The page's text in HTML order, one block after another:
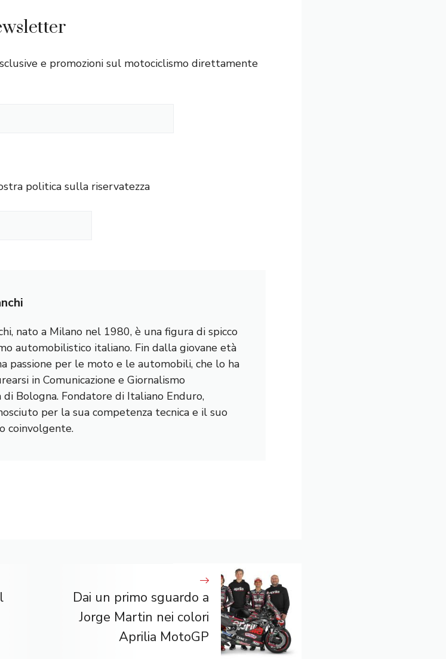
e promozioni sul motociclismo direttamente
politica sulla riservatezza
nato a Milano nel 1980, è una figura di spicco
automobilistico italiano. Fin dalla giovane età
passione per le moto e le automobili, che lo ha
in Comunicazione e Giornalismo
Bologna. Fondatore di Italiano Enduro,
per la sua competenza tecnica e il suo
coinvolgente.
Dai un primo sguardo a
Jorge Martin nei colori
Aprilia MotoGP